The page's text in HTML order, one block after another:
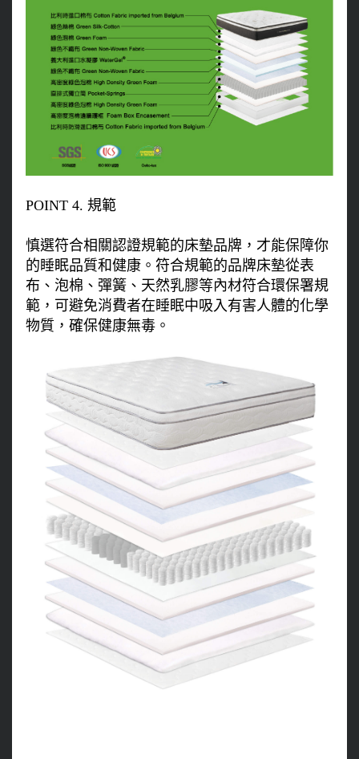
POINT 4. 規範
慎選符合相關認證規範的床墊品牌，才能保障你
的睡眠品質和健康。符合規範的品牌床墊從表
布、泡棉、彈簧、天然乳膠等內材符合環保署規
範，可避免消費者在睡眠中吸入有害人體的化學
物質，確保健康無毒。